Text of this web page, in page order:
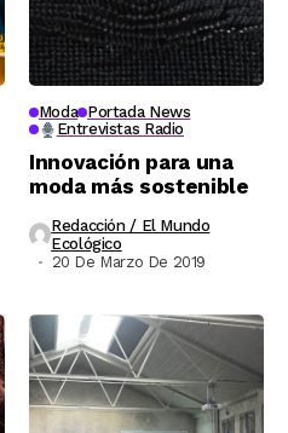
Moda Portada News
Entrevistas Radio
Innovación para una
moda más sostenible
Redacción / El Mundo
Ecológico
20 De Marzo De 2019